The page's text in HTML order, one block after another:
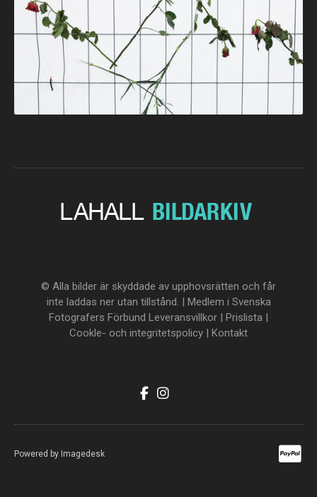
© Alla bilder är skyddade av upphovsrätten och får
inte laddas ner utan tillstånd. | Medlem i Svenska
Fotografers Förbund Leveransvillkor | Prislista |
Cookle- och integritetspolicy | Kontakt
Powered by Imagedesk